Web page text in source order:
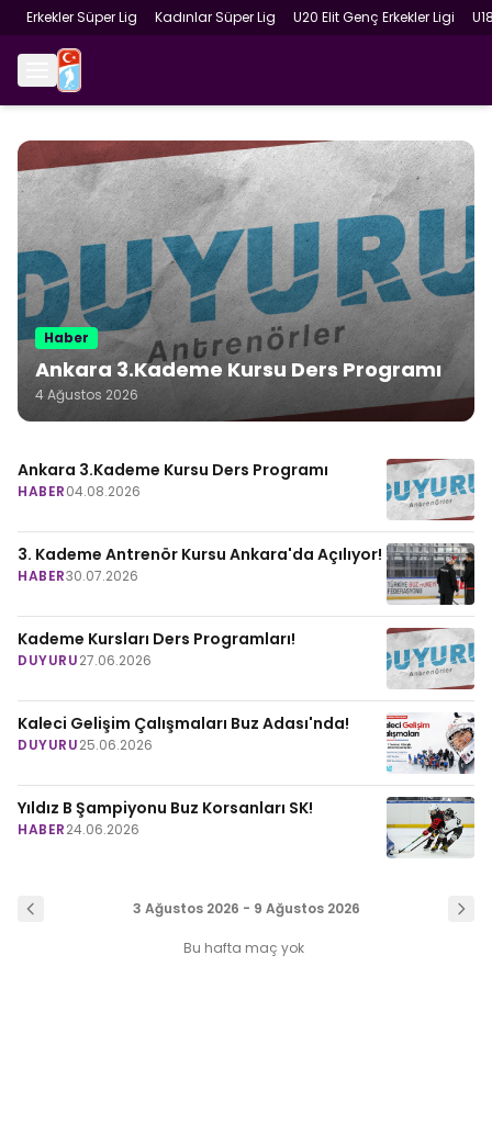
Erkekler Süper Lig Kadınlar Süper Lig U20 Elit Genç Erkekler Ligi
Haber
Ankara 3.Kademe Kursu Ders Programı
4 Ağustos 2026
Ankara 3.Kademe Kursu Ders Programı
HABER04.08.2026
3. Kademe Antrenör Kursu Ankara'da Açılıyor!
HABER30.07.2026
Kademe Kursları Ders Programları!
DUYURU27.06.2026
Kaleci Gelişim Çalışmaları Buz Adası'nda!
DUYURU25.06.2026
Yıldız B Şampiyonu Buz Korsanları SK!
HABER24.06.2026
3 Ağustos 2026 - 9 Ağustos 2026
Bu hafta maç yok